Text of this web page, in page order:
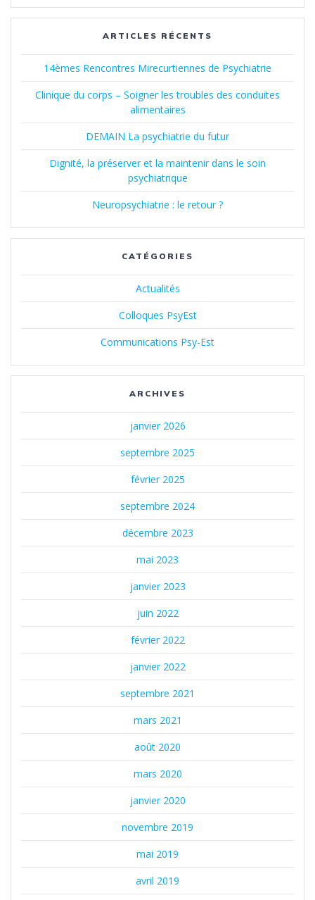
:
ARTICLES RÉCENTS
14èmes Rencontres Mirecurtiennes de Psychiatrie
Clinique du corps – Soigner les troubles des conduites
alimentaires
DEMAIN La psychiatrie du futur
Dignité, la préserver et la maintenir dans le soin
psychiatrique
Neuropsychiatrie : le retour ?
CATÉGORIES
Actualités
Colloques PsyEst
Communications Psy-Est
ARCHIVES
janvier 2026
septembre 2025
février 2025
septembre 2024
décembre 2023
mai 2023
janvier 2023
juin 2022
février 2022
janvier 2022
septembre 2021
mars 2021
août 2020
mars 2020
janvier 2020
novembre 2019
mai 2019
avril 2019